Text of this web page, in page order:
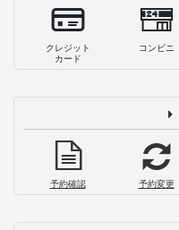
クレジット
カード
コンビニ
予約確認 予約変更